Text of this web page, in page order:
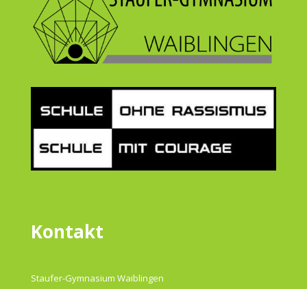
Kontakt
Staufer-Gymnasium Waiblingen